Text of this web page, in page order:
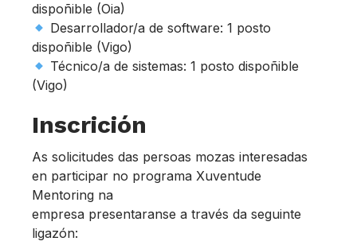
dispoñible (Oia)
Desarrollador/a de software: 1 posto
dispoñible (Vigo)
Técnico/a de sistemas: 1 posto dispoñible
(Vigo)
Inscrición
As solicitudes das persoas mozas interesadas
en participar no programa Xuventude
Mentoring na
empresa presentaranse a través da seguinte
ligazón: